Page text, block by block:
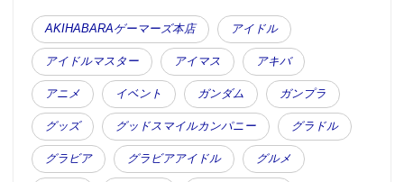
AKIHABARAゲーマーズ本店 アイドル
アイドルマスター アイマス アキバ
アニメ イベント ガンダム ガンプラ
グッズ グッドスマイルカンパニー グラドル
グラビア グラビアアイドル グルメ